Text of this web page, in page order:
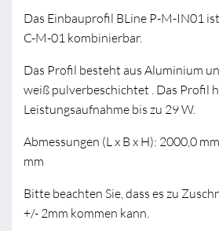
Das Einbauprofil BLine P-M-IN01
C-M-01 kombinierbar.
Das Profil besteht aus Aluminium
weiß pulverbeschichtet . Das Profil
Leistungsaufnahme bis zu 29 W.
Abmessungen (L x B x H): 2000,0
mm
Bitte beachten Sie, dass es zu
+/- 2mm kommen kann.